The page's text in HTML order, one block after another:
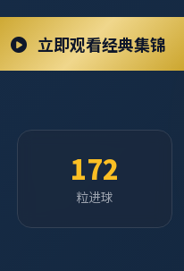
立即观看经典集锦
172
粒进球